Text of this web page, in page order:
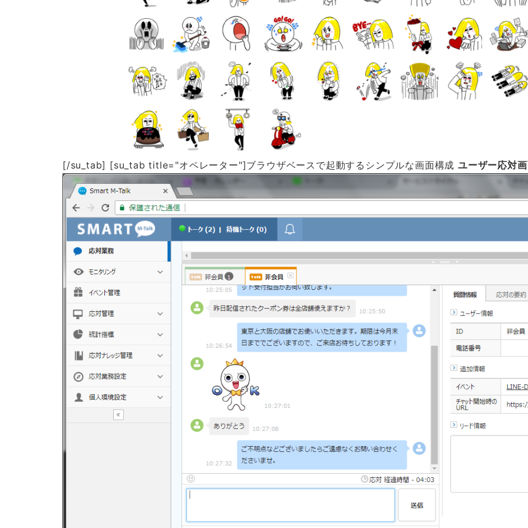
[/su_tab] [su_tab title="オペレーター"]ブラウザベースで起動するシンプルな画面構成 ユーザー応対